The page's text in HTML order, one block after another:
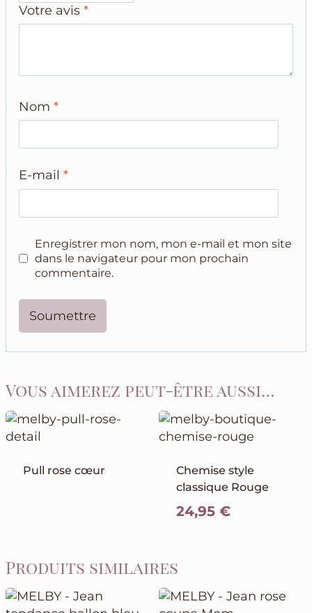
Votre avis *
Nom *
E-mail *
Enregistrer mon nom, mon e-mail et mon site
dans le navigateur pour mon prochain
commentaire.
Vous aimerez peut-être aussi…
Pull rose cœur
Chemise style
classique Rouge
24,95 €
Produits similaires